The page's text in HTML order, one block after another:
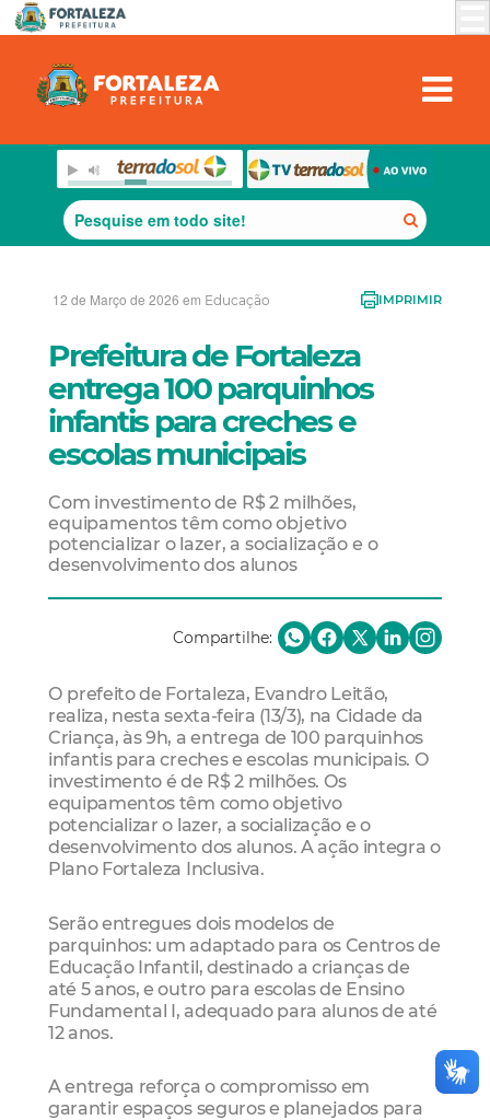
12 de Março de 2026 em Educação IMPRIMIR
Prefeitura de Fortaleza
entrega 100 parquinhos
infantis para creches e
escolas municipais
Com investimento de R$ 2 milhões,
equipamentos têm como objetivo
potencializar o lazer, a socialização e o
desenvolvimento dos alunos
Compartilhe:
O prefeito de Fortaleza, Evandro Leitão,
realiza, nesta sexta-feira (13/3), na Cidade da
Criança, às 9h, a entrega de 100 parquinhos
infantis para creches e escolas municipais. O
investimento é de R$ 2 milhões. Os
equipamentos têm como objetivo
potencializar o lazer, a socialização e o
desenvolvimento dos alunos. A ação integra o
Plano Fortaleza Inclusiva.
Serão entregues dois modelos de
parquinhos: um adaptado para os Centros de
Educação Infantil, destinado a crianças de
até 5 anos, e outro para escolas de Ensino
Fundamental I, adequado para alunos de até
12 anos.
A entrega reforça o compromisso em
garantir espaços seguros e planejados para